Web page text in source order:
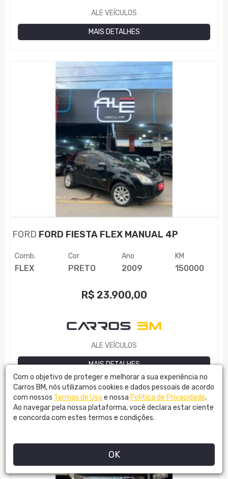
ALE VEÍCULOS
MAIS DETALHES
FORD FORD FIESTA FLEX MANUAL 4P
Comb.
FLEX
Cor
PRETO
Ano
2009
KM
150000
R$ 23.900,00
ALE VEÍCULOS
MAIS DETALHES
Com o objetivo de proteger e melhorar a sua experiência no
Carros BM, nós utilizamos cookies e dados pessoais de acordo
com nossos Termos de Uso e nossa Política de Privacidade.
Ao navegar pela nossa plataforma, você declara estar ciente
e concorda com estes termos e condições.
OK